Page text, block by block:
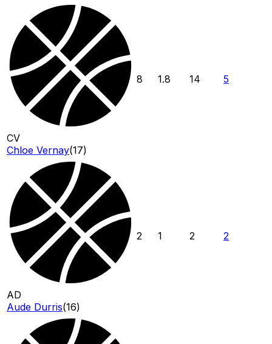
CV
Chloe Vernay(17)
8 1.8 14 5
AD
Aude Durris(16)
2 1 2 2